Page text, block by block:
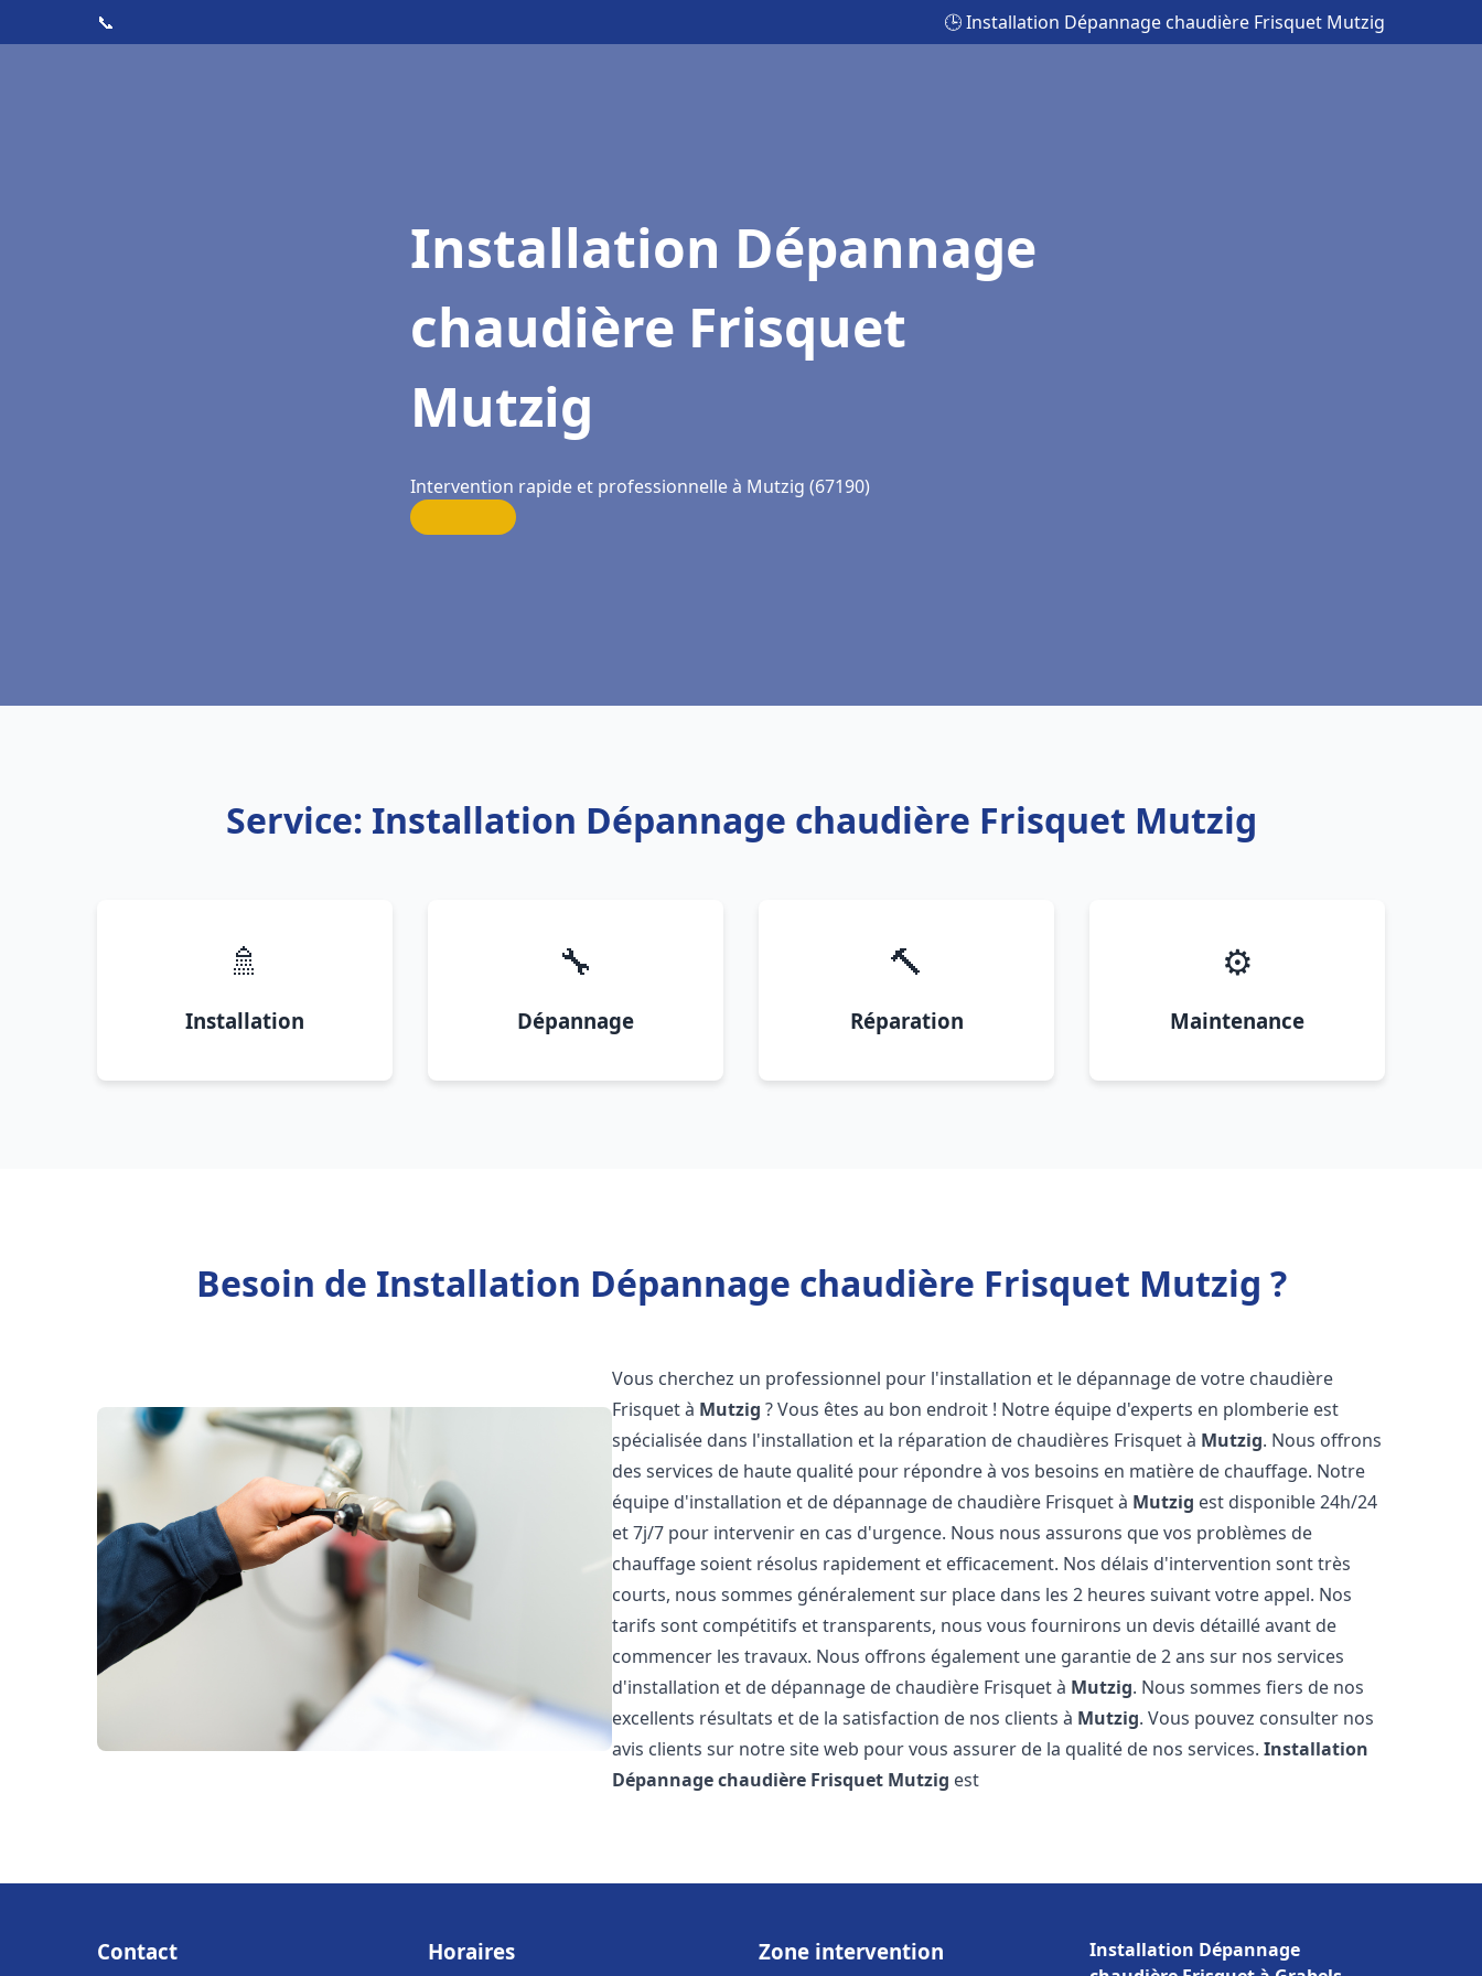
📞 🕒 Installation Dépannage chaudière Frisquet Mutzig
Installation Dépannage
chaudière Frisquet
Mutzig
Intervention rapide et professionnelle à Mutzig (67190)
Service: Installation Dépannage chaudière Frisquet Mutzig
🚿
Installation
🔧
Dépannage
🔨
Réparation
⚙️
Maintenance
Besoin de Installation Dépannage chaudière Frisquet Mutzig ?
Vous cherchez un professionnel pour l'installation et le dépannage de votre chaudière
Frisquet à Mutzig ? Vous êtes au bon endroit ! Notre équipe d'experts en plomberie est
spécialisée dans l'installation et la réparation de chaudières Frisquet à Mutzig. Nous offrons
des services de haute qualité pour répondre à vos besoins en matière de chauffage. Notre
équipe d'installation et de dépannage de chaudière Frisquet à Mutzig est disponible 24h/24
et 7j/7 pour intervenir en cas d'urgence. Nous nous assurons que vos problèmes de
chauffage soient résolus rapidement et efficacement. Nos délais d'intervention sont très
courts, nous sommes généralement sur place dans les 2 heures suivant votre appel. Nos
tarifs sont compétitifs et transparents, nous vous fournirons un devis détaillé avant de
commencer les travaux. Nous offrons également une garantie de 2 ans sur nos services
d'installation et de dépannage de chaudière Frisquet à Mutzig. Nous sommes fiers de nos
excellents résultats et de la satisfaction de nos clients à Mutzig. Vous pouvez consulter nos
avis clients sur notre site web pour vous assurer de la qualité de nos services.Installation
Dépannage chaudière Frisquet Mutzig est
Contact Horaires Zone intervention
Installation Dépannage